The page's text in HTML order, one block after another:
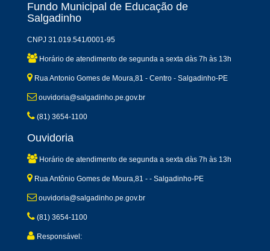
Fundo Municipal de Educação de
Salgadinho
CNPJ 31.019.541/0001-95
Horário de atendimento de segunda a sexta dàs 7h às 13h
Rua Antonio Gomes de Moura,81 - Centro - Salgadinho-PE
ouvidoria@salgadinho.pe.gov.br
(81) 3654-1100
Ouvidoria
Horário de atendimento de segunda a sexta dàs 7h às 13h
Rua Antônio Gomes de Moura,81 - - Salgadinho-PE
ouvidoria@salgadinho.pe.gov.br
(81) 3654-1100
Responsável: